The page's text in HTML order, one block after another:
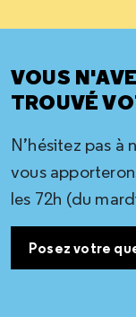
VOUS
TROUVÉ
N’hésitez pas
vous
les 72h (du
Posez votre